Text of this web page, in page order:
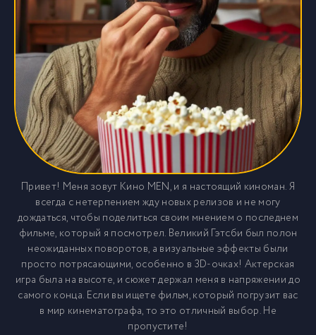
Привет! Меня зовут Кино MEN, и я настоящий киноман. Я
всегда с нетерпением жду новых релизов и не могу
дождаться, чтобы поделиться своим мнением о последнем
фильме, который я посмотрел. Великий Гэтсби был полон
неожиданных поворотов, а визуальные эффекты были
просто потрясающими, особенно в 3D-очках! Актерская
игра была на высоте, и сюжет держал меня в напряжении до
самого конца. Если вы ищете фильм, который погрузит вас
в мир кинематографа, то это отличный выбор. Не
пропустите!